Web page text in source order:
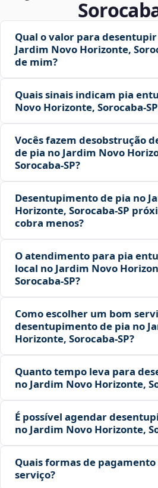
Qual o valor para
Jardim Novo Horizonte,
de mim?
Quais sinais indicam pia
Novo Horizonte,
Vocês fazem desobstrução
de pia no Jardim Novo
Sorocaba‑SP?
Desentupimento de pia no
Horizonte, Sorocaba‑SP
cobra menos?
O atendimento para pia
local no Jardim Novo
Sorocaba‑SP?
Como escolher um bom
desentupimento de pia no
Horizonte, Sorocaba‑SP?
Quanto tempo leva para
no Jardim Novo Horizonte,
É possível agendar
no Jardim Novo Horizonte,
Quais formas de pagamento
serviço?